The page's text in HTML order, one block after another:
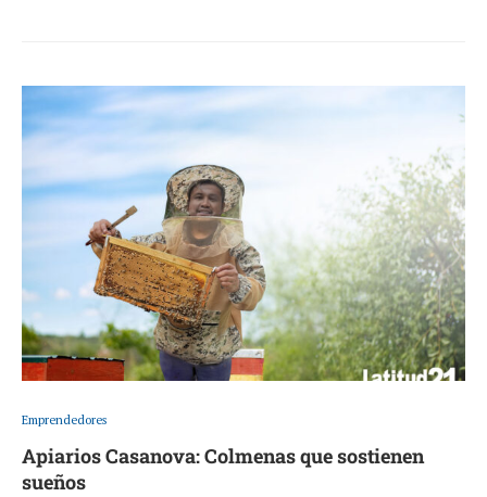
Emprendedores
Apiarios Casanova: Colmenas que sostienen
sueños